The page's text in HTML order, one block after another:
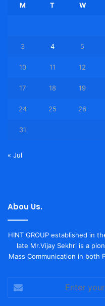
M T W
3 4 5
10 11 12
17 18 19
24 25 26
31
« Jul
Abou Us.
HINT GROUP established in
late Mr.Vijay Sekhri is a
Mass Communication in both
your